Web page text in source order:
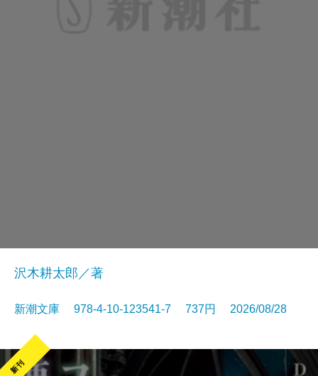
沢木耕太郎／著
新潮文庫 978-4-10-123541-7 737円 2026/08/28
新刊